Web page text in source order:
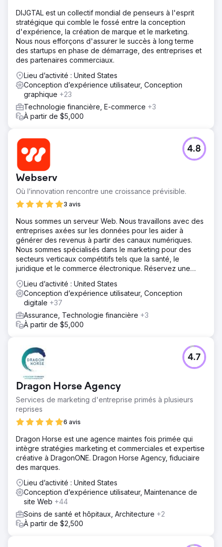
workflows consolidés. Listrak a ainsi développé un
produit évolutif et moderne qui a optimisé la convivialité,
accéléré l'adoption et positionné la plateforme pour une
croissance à long terme.
Vers la page de l'agence
DIJGTAL est un collectif mondial de penseurs à l'esprit
stratégique qui comble le fossé entre la conception
d'expérience, la création de marque et le marketing.
Nous nous efforçons d'assurer le succès à long terme
des startups en phase de démarrage, des entreprises et
des partenaires commerciaux.
Lieu d’activité : United States
Conception d’expérience utilisateur, Conception
graphique +23
Technologie financière, E-commerce +3
À partir de $5,000
Webserv
Où l’innovation rencontre une croissance prévisible.
3 avis
4.8
Nous sommes un serveur Web. Nous travaillons avec des
entreprises axées sur les données pour les aider à
générer des revenus à partir des canaux numériques.
Nous sommes spécialisés dans le marketing pour des
secteurs verticaux compétitifs tels que la santé, le
juridique et le commerce électronique. Réservez une
Lieu d’activité : United States
Conception d’expérience utilisateur, Conception
digitale +37
Assurance, Technologie financière +3
À partir de $5,000
Dragon Horse Agency
Services de marketing d'entreprise primés à plusieurs
reprises
6 avis
4.7
Dragon Horse est une agence maintes fois primée qui
intègre stratégies marketing et commerciales et expertise
créative à DragonONE. Dragon Horse Agency, fiduciaire
des marques.
Lieu d’activité : United States
Conception d’expérience utilisateur, Maintenance de
site Web +44
Soins de santé et hôpitaux, Architecture +2
À partir de $2,500